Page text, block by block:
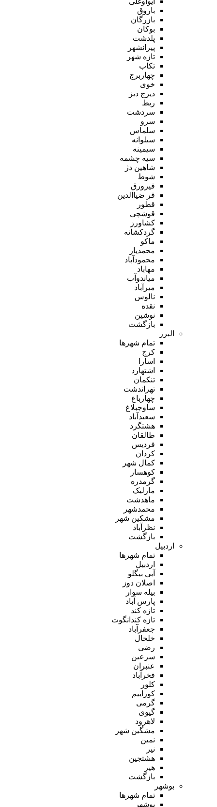
باروق
بازرگان
بوکان
پلدشت
پیرانشهر
تازه شهر
تکاب
چهاربرج
خوی
دیزج دیز
ربط
سردشت
سرو
سلماس
سیلوانه
سیمینه
سیه چشمه
شاهین دژ
شوط
فیرورق
قر ضیاالدین
قطور
قوشچی
کشاورز
گردکشانه
ماکو
محمدیار
محمودآباد
مهاباد
میاندوآب
میرآباد
نالوس
نقده
نوشین
بازگشت
البرز
تمام شهر‌ها
کرج
اسارا
اشتهارد
تنکمان
تهراندشت
چهارباغ
ساوجبلاغ
سعیدآباد
هشتگرد
طالقان
فردیس
کردان
کمال شهر
کوهسار
گرمدره
مارلیک
ماهدشت
محمدشهر
مشکین شهر
نظرآباد
بازگشت
اردبیل
تمام شهر‌ها
اردبیل
آبی بیگلو
اصلان دوز
بیله سوار
پارس آباد
تازه کند
تازه کندانگوت
جعفرآباد
خلخال
رضی
سرعین
عنبران
فخرآباد
کلور
کوراییم
گرمی
گیوی
لاهرود
مشگین شهر
نمین
نیر
هشتجین
هیر
بازگشت
بوشهر
تمام شهر‌ها
بوشهر